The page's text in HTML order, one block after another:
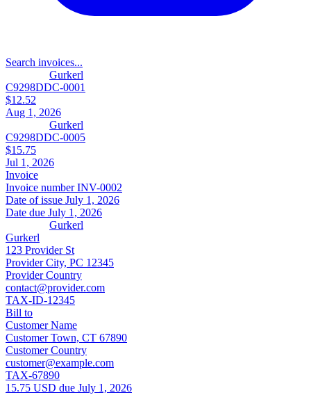
Search invoices...
Gurkerl
C9298DDC-0001
$12.52
Aug 1, 2026
Gurkerl
C9298DDC-0005
$15.75
Jul 1, 2026
Invoice
Invoice numberINV-0002
Date of issue July 1, 2026
Date due July 1, 2026
Gurkerl
Gurkerl
123 Provider St
Provider City, PC 12345
Provider Country
contact@provider.com
TAX-ID-12345
Bill to
Customer Name
Customer Town, CT 67890
Customer Country
customer@example.com
TAX-67890
15.75 USD due July 1, 2026